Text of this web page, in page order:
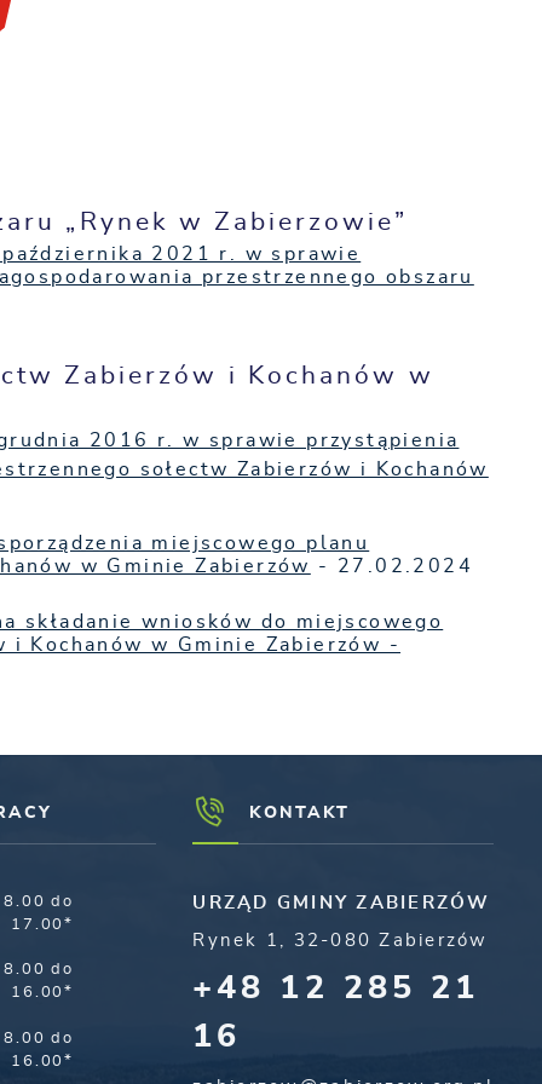
„Rynek w Zabierzowie”
2021 r. w sprawie
przestrzennego obszaru
Zabierzów i Kochanów w
2016 r. w sprawie przystąpienia
sołectw Zabierzów i Kochanów
miejscowego planu
w Gminie Zabierzów
- 27.02.2024
składanie wniosków do miejscowego
i Kochanów w Gminie Zabierzów -
8.00 do
17.00*
8.00 do
16.00*
8.00 do
16.00*
KONTAKT
URZĄD GMINY ZABIERZÓW
Rynek 1, 32-080 Zabierzów
+48 12 285 21
16